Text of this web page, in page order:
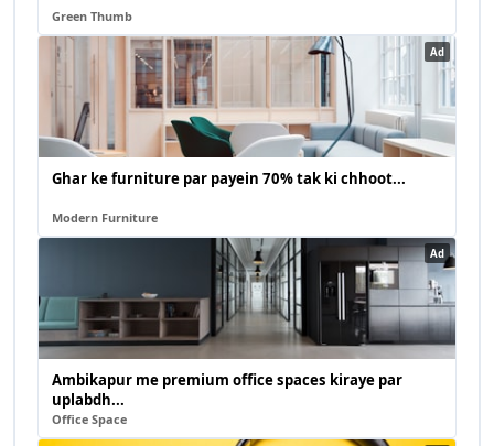
Green Thumb
Ad
Ghar ke furniture par payein 70% tak ki chhoot...
Modern Furniture
Ad
Ambikapur me premium office spaces kiraye par
uplabdh...
Office Space